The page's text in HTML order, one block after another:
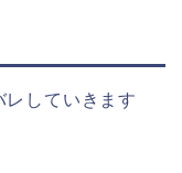
していきます